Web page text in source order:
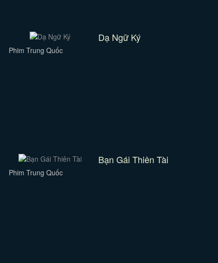
Dạ Ngữ Ký
Phim Trung Quốc
Bạn Gái Thiên Tài
Phim Trung Quốc